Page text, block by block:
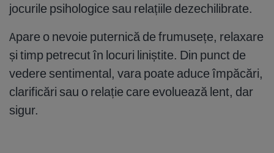
jocurile psihologice sau relațiile dezechilibrate.
Apare o nevoie puternică de frumusețe, relaxare
și timp petrecut în locuri liniștite. Din punct de
vedere sentimental, vara poate aduce împăcări,
clarificări sau o relație care evoluează lent, dar
sigur.